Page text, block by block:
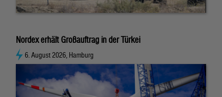
Nordex erhält Großauftrag in der Türkei
6. August 2026, Hamburg